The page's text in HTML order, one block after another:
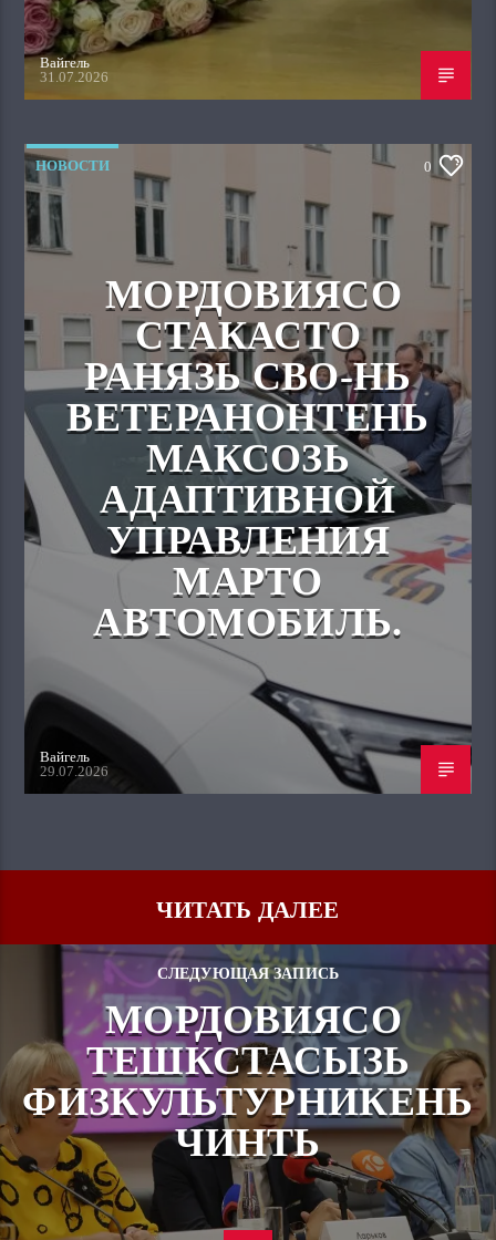
Вайгель
31.07.2026
НОВОСТИ 0
МОРДОВИЯСО
СТАКАСТО
РАНЯЗЬ СВО-НЬ
ВЕТЕРАНОНТЕНЬ
МАКСОЗЬ
АДАПТИВНОЙ
УПРАВЛЕНИЯ
МАРТО
АВТОМОБИЛЬ.
Вайгель
29.07.2026
ЧИТАТЬ ДАЛЕЕ
СЛЕДУЮЩАЯ ЗАПИСЬ
МОРДОВИЯСО
ТЕШКСТАСЫЗЬ
ФИЗКУЛЬТУРНИКЕНЬ
ЧИНТЬ